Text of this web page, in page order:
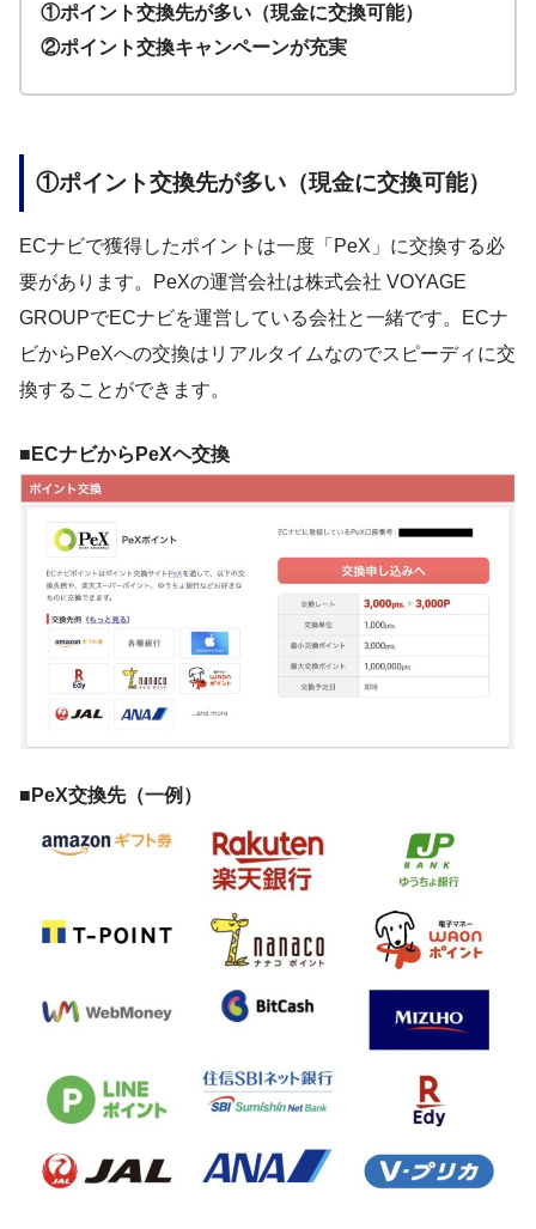
①ポイント交換先が多い（現金に交換可能）
②ポイント交換キャンペーンが充実
①ポイント交換先が多い（現金に交換可能）
ECナビで獲得したポイントは一度「PeX」に交換する必
要があります。PeXの運営会社は株式会社 VOYAGE
GROUPでECナビを運営している会社と一緒です。ECナ
ビからPeXへの交換はリアルタイムなのでスピーディに交
換することができます。
■ ECナビからPeXヘ交換
■ PeX交換先（一例）